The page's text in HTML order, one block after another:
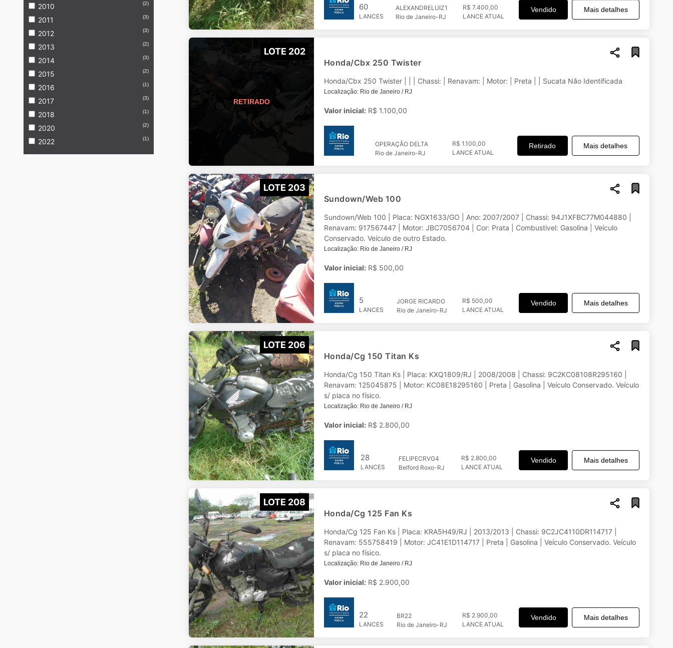
2010 (2)
2011 (3)
2012 (3)
2013 (2)
2014 (3)
2015 (2)
2016 (1)
2017 (3)
2018 (1)
2020 (2)
2022 (1)
60
LANCES
ALEXANDRELUIZ1
Rio de Janeiro-RJ
R$ 7.400,00
LANCE ATUAL
Vendido Mais detalhes
LOTE 202
Honda/Cbx 250 Twister
Honda/Cbx 250 Twister | | | Chassi: | Renavam: | Motor: | Preta | | Sucata Não Identificada
Localização: Rio de Janeiro / RJ
Valor inicial: R$ 1.100,00
OPERAÇÃO DELTA
Rio de Janeiro-RJ
R$ 1.100,00
LANCE ATUAL
Retirado Mais detalhes
LOTE 203
Sundown/Web 100
Sundown/Web 100 | Placa: NGX1633/GO | Ano: 2007/2007 | Chassi: 94J1XFBC77M044880 |
Renavam: 917567447 | Motor: JBC7056704 | Cor: Prata | Combustivel: Gasolina | Veículo
Conservado. Veículo de outro Estado.
Localização: Rio de Janeiro / RJ
Valor inicial: R$ 500,00
5
LANCES
JORGE RICARDO
Rio de Janeiro-RJ
R$ 500,00
LANCE ATUAL
Vendido Mais detalhes
LOTE 206
Honda/Cg 150 Titan Ks
Honda/Cg 150 Titan Ks | Placa: KXQ1809/RJ | 2008/2008 | Chassi: 9C2KC08108R295160 |
Renavam: 125045875 | Motor: KC08E18295160 | Preta | Gasolina | Veículo Conservado. Veículo
s/ placa no físico.
Localização: Rio de Janeiro / RJ
Valor inicial: R$ 2.800,00
28
LANCES
FELIPECRVG4
Belford Roxo-RJ
R$ 2.800,00
LANCE ATUAL
Vendido Mais detalhes
LOTE 208
Honda/Cg 125 Fan Ks
Honda/Cg 125 Fan Ks | Placa: KRA5H49/RJ | 2013/2013 | Chassi: 9C2JC4110DR114717 |
Renavam: 555758419 | Motor: JC41E1D114717 | Preta | Gasolina | Veículo Conservado. Veículo
s/ placa no físico.
Localização: Rio de Janeiro / RJ
Valor inicial: R$ 2.900,00
22
LANCES
BR22
Rio de Janeiro-RJ
R$ 2.900,00
LANCE ATUAL
Vendido Mais detalhes